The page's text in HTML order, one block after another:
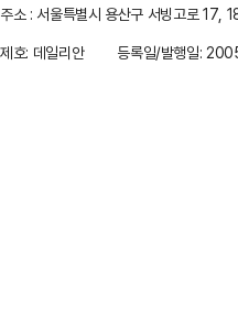
주소 : 서울특별시 용산구 서빙고로 17,
제호: 데일리안
등록일/발행일: